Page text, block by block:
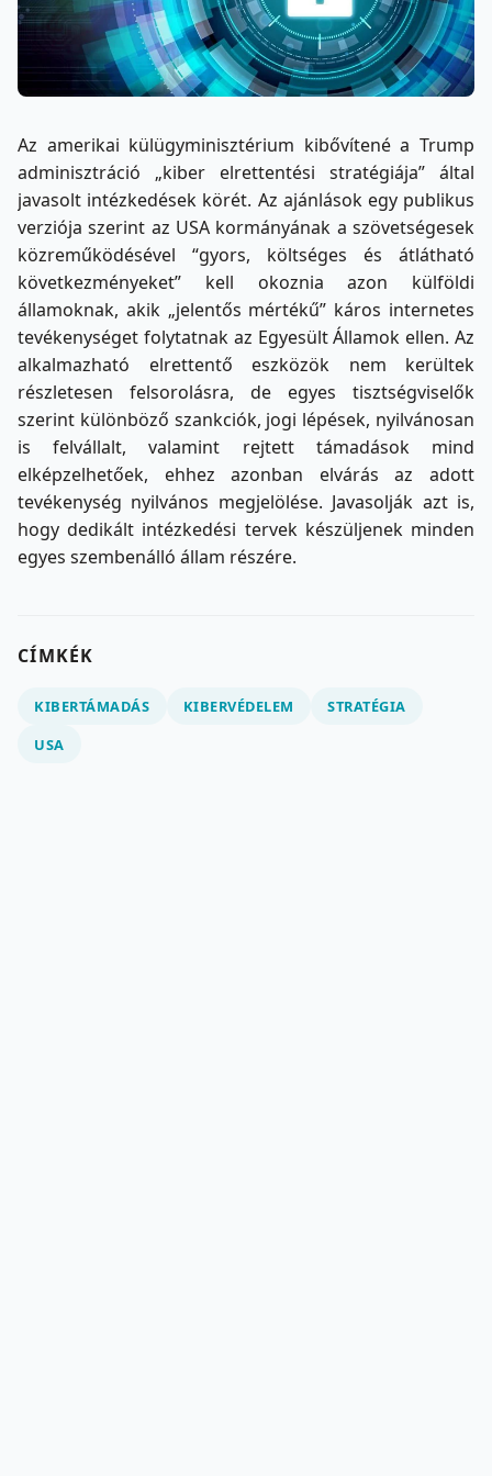
Az amerikai külügyminisztérium kibővítené a Trump
adminisztráció „kiber elrettentési stratégiája” által
javasolt intézkedések körét. Az ajánlások egy publikus
verziója szerint az USA kormányának a szövetségesek
közreműködésével “gyors, költséges és átlátható
következményeket” kell okoznia azon külföldi
államoknak, akik „jelentős mértékű” káros internetes
tevékenységet folytatnak az Egyesült Államok ellen. Az
alkalmazható elrettentő eszközök nem kerültek
részletesen felsorolásra, de egyes tisztségviselők
szerint különböző szankciók, jogi lépések, nyilvánosan
is felvállalt, valamint rejtett támadások mind
elképzelhetőek, ehhez azonban elvárás az adott
tevékenység nyilvános megjelölése. Javasolják azt is,
hogy dedikált intézkedési tervek készüljenek minden
egyes szembenálló állam részére.
CÍMKÉK
KIBERTÁMADÁS KIBERVÉDELEM
STRATÉGIA
USA